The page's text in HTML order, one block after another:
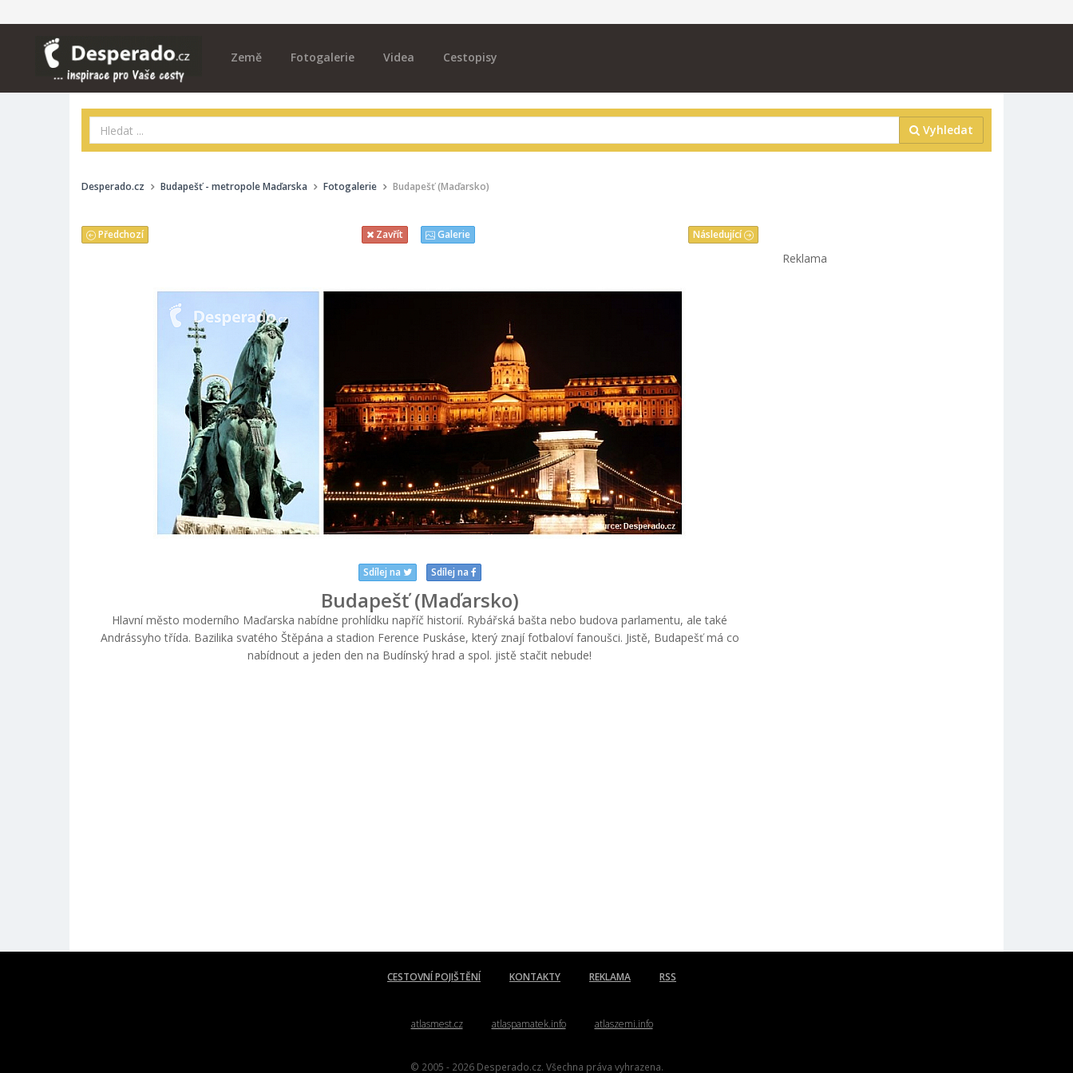
Země Fotogalerie Videa Cestopisy
Vyhledat
Desperado.cz Budapešť - metropole Maďarska Fotogalerie Budapešť (Maďarsko)
Následující
Předchozí Zavřít Galerie
Sdílej na Sdílej na
Budapešť (Maďarsko)
Hlavní město moderního Maďarska nabídne prohlídku napříč historií. Rybářská bašta nebo budova parlamentu, ale také
Andrássyho třída. Bazilika svatého Štěpána a stadion Ference Puskáse, který znají fotbaloví fanoušci. Jistě, Budapešť má co
nabídnout a jeden den na Budínský hrad a spol. jistě stačit nebude!
Reklama
CESTOVNÍ POJIŠTĚNÍ KONTAKTY REKLAMA RSS
atlasmest.cz atlaspamatek.info atlaszemi.info
© 2005 - 2026 Desperado.cz. Všechna práva vyhrazena.